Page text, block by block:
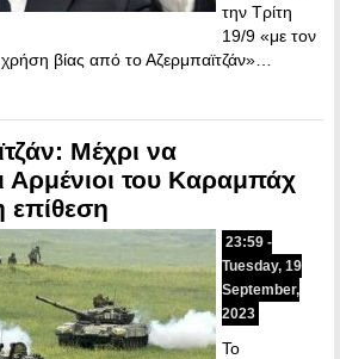
την Τρίτη
19/9 «με τον
βίας από το Αζερμπαϊτζάν»…
Μέχρι να
του Καραμπάχ
επίθεση
23:59 -
Tuesday, 19
September,
2023
Το